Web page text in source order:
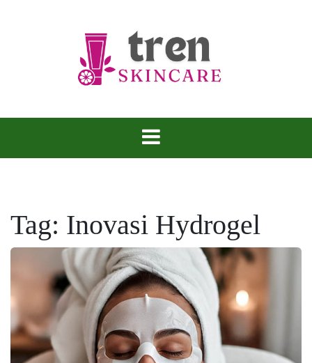
Tren Skincare
Tag: Inovasi Hydrogel